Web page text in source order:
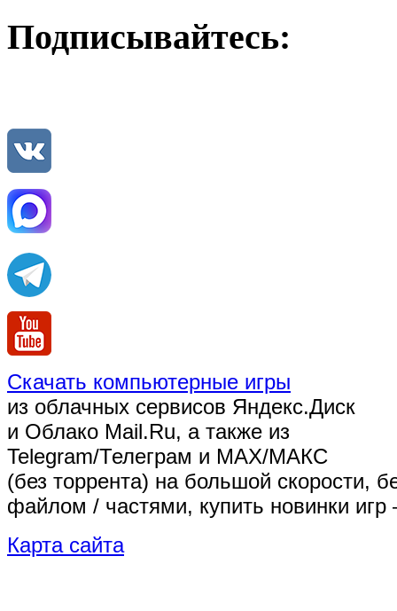
Подписывайтесь:
Скачать компьютерные игры
из облачных сервисов Яндекс.Диск
и Облако Mail.Ru, а также из
Telegram/Телеграм и MAX/МАКС
(без торрента) на большой скорости,
файлом / частями, купить новинки
Карта сайта